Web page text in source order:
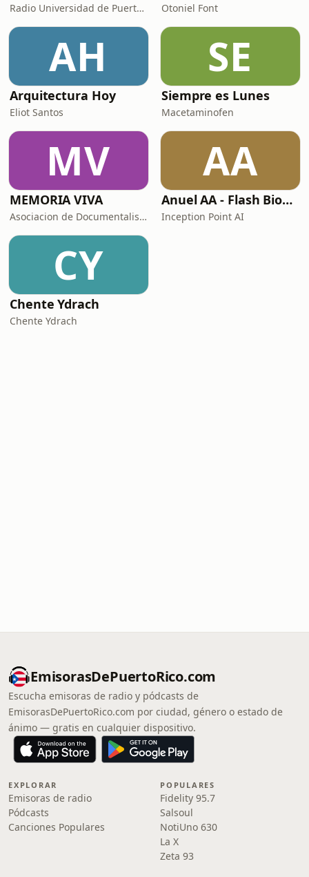
Radio Universidad de Puerto Rico Otoniel Font
AH
Arquitectura Hoy
Eliot Santos
SE
Siempre es Lunes
Macetaminofen
MV
MEMORIA VIVA
Asociacion de Documentalistas de Puerto Rico
AA
Anuel AA - Flash Biográfico
Inception Point AI
CY
Chente Ydrach
Chente Ydrach
EmisorasDePuertoRico.com
Escucha emisoras de radio y pódcasts de
EmisorasDePuertoRico.com por ciudad, género o estado de
ánimo — gratis en cualquier dispositivo.
EXPLORAR
Emisoras de radio
Pódcasts
Canciones Populares
POPULARES
Fidelity 95.7
Salsoul
NotiUno 630
La X
Zeta 93